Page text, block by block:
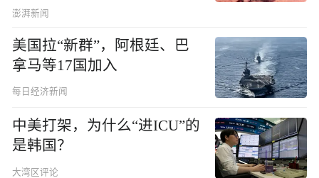
他们家
澎湃新闻
美国拉“新群”，阿根廷、巴
拿马等17国加入
每日经济新闻
中美打架，为什么“进ICU”的
是韩国？
大湾区评论